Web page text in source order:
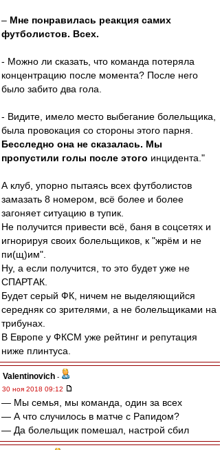
– Мне понравилась реакция самих
футболистов. Всех.
- Можно ли сказать, что команда потеряла
концентрацию после момента? После него
было забито два гола.
​- Видите, имело место выбегание болельщика,
была провокация со стороны этого парня.
Бесследно она не сказалась. Мы
пропустили голы после этого инцидента."
А клуб, упорно пытаясь всех футболистов
замазать 8 номером, всё более и более
загоняет ситуацию в тупик.
Не получится привести всё, баня в соцсетях и
игнорируя своих болельщиков, к "жрём и не
пи(щ)им".
Ну, а если получится, то это будет уже не
СПАРТАК.
Будет серый ФК, ничем не выделяющийся
середняк со зрителями, а не болельщиками на
трибунах.
В Европе у ФКСМ уже рейтинг и репутация
ниже плинтуса.
Valentinovich -
30 ноя 2018 09:12
— Мы семья, мы команда, один за всех
— А что случилось в матче с Рапидом?
— Да болельщик помешал, настрой сбил